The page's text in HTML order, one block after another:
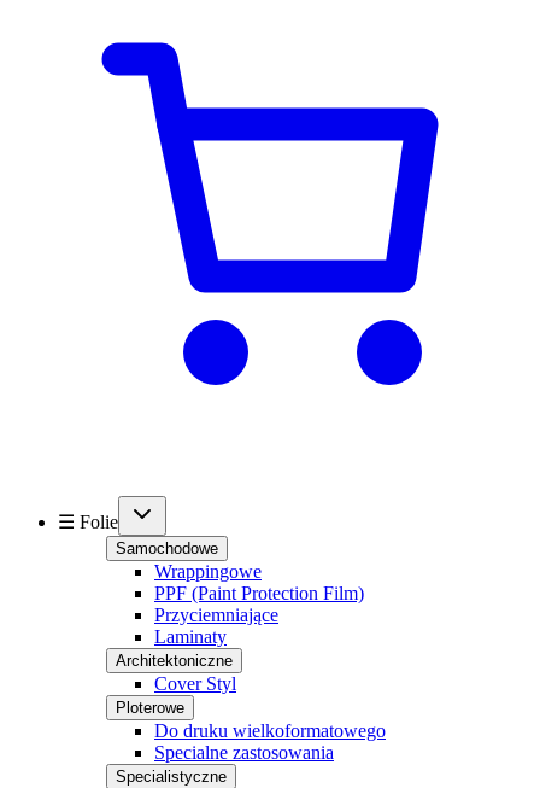
☰ Folie
Samochodowe
Wrappingowe
PPF (Paint Protection Film)
Przyciemniające
Laminaty
Architektoniczne
Cover Styl
Ploterowe
Do druku wielkoformatowego
Specialne zastosowania
Specialistyczne